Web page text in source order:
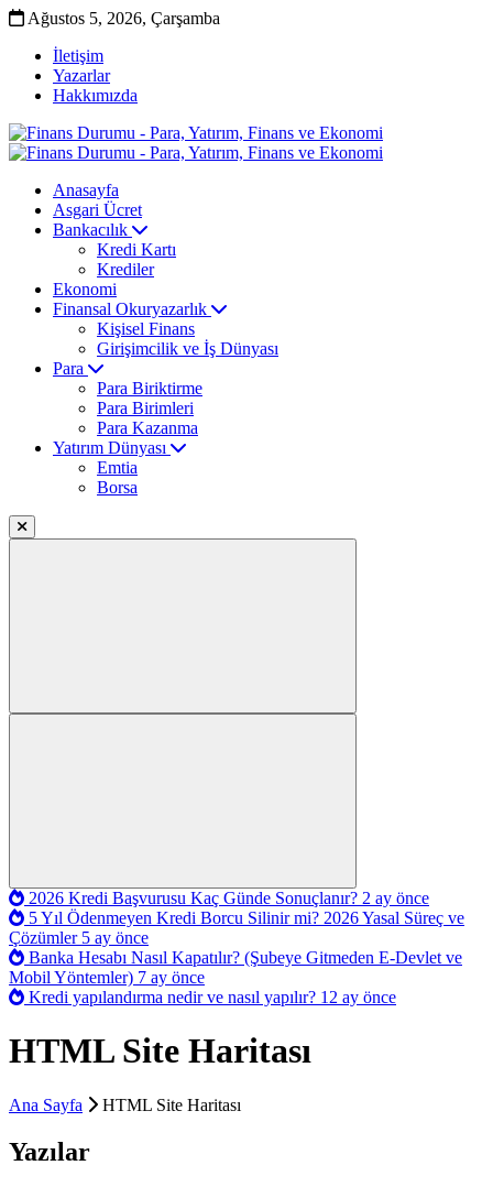
Ağustos 5, 2026, Çarşamba
İletişim
Yazarlar
Hakkımızda
Anasayfa
Asgari Ücret
Bankacılık
Kredi Kartı
Krediler
Ekonomi
Finansal Okuryazarlık
Kişisel Finans
Girişimcilik ve İş Dünyası
Para
Para Biriktirme
Para Birimleri
Para Kazanma
Yatırım Dünyası
Emtia
Borsa
2026 Kredi Başvurusu Kaç Günde Sonuçlanır? 2 ay önce
5 Yıl Ödenmeyen Kredi Borcu Silinir mi? 2026 Yasal Süreç ve
Çözümler 5 ay önce
Banka Hesabı Nasıl Kapatılır? (Şubeye Gitmeden E-Devlet ve
Mobil Yöntemler) 7 ay önce
Kredi yapılandırma nedir ve nasıl yapılır? 12 ay önce
HTML Site Haritası
Ana Sayfa HTML Site Haritası
Yazılar